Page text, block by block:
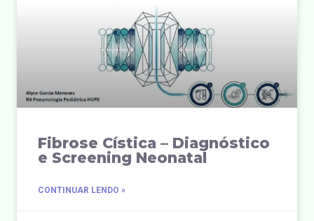
Fibrose Cística – Diagnóstico
e Screening Neonatal
CONTINUAR LENDO »